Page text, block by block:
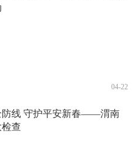
04-22
防线 守护平安新春——渭南
查